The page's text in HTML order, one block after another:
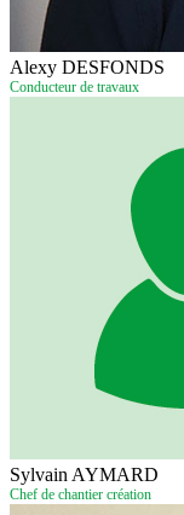
Alexy DESFONDS
Conducteur de travaux
Sylvain AYMARD
Chef de chantier création